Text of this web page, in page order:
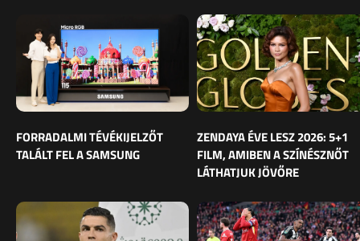
FORRADALMI TÉVÉKIJELZŐT
TALÁLT FEL A SAMSUNG
ZENDAYA ÉVE LESZ 2026: 5+1
FILM, AMIBEN A SZÍNÉSZNŐT
LÁTHATJUK JÖVŐRE